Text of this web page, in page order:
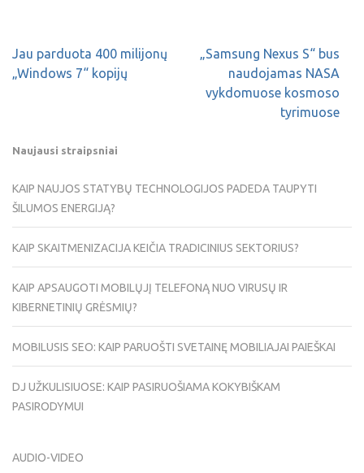
Jau parduota 400 milijonų
„Windows 7“ kopijų
„Samsung Nexus S“ bus
naudojamas NASA
vykdomuose kosmoso
tyrimuose
Naujausi straipsniai
KAIP NAUJOS STATYBŲ TECHNOLOGIJOS PADEDA TAUPYTI
ŠILUMOS ENERGIJĄ?
KAIP SKAITMENIZACIJA KEIČIA TRADICINIUS SEKTORIUS?
KAIP APSAUGOTI MOBILŲJĮ TELEFONĄ NUO VIRUSŲ IR
KIBERNETINIŲ GRĖSMIŲ?
MOBILUSIS SEO: KAIP PARUOŠTI SVETAINĘ MOBILIAJAI PAIEŠKAI
DJ UŽKULISIUOSE: KAIP PASIRUOŠIAMA KOKYBIŠKAM
PASIRODYMUI
AUDIO-VIDEO